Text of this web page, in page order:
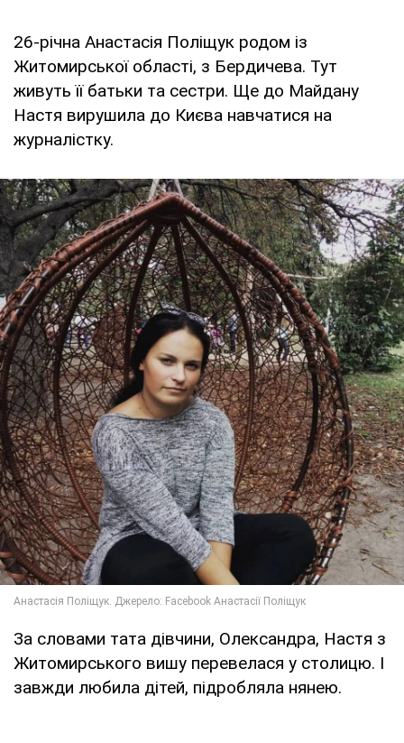
26-річна Анастасія Поліщук родом із
Житомирської області, з Бердичева. Тут
живуть її батьки та сестри. Ще до Майдану
Настя вирушила до Києва навчатися на
журналістку.
За словами тата дівчини, Олександра, Настя з
Житомирського вишу перевелася у столицю. І
завжди любила дітей, підробляла нянею.